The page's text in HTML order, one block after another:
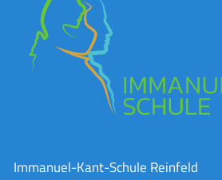
Immanuel-Kant-Schule Reinfeld